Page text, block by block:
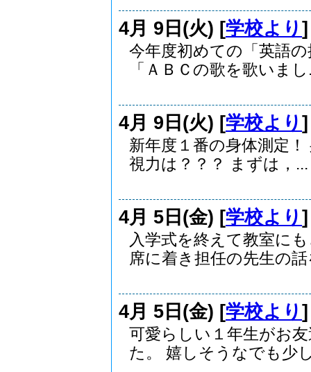
4月 9日(火) [学校より
今年度初めての「英語
「ＡＢＣの歌を歌いまし
4月 9日(火) [学校より
新年度１番の身体測定
視力は？？？ まずは，...
4月 5日(金) [学校より
入学式を終えて教室に
席に着き担任の先生の話
4月 5日(金) [学校より
可愛らしい１年生がお
た。 嬉しそうなでも少